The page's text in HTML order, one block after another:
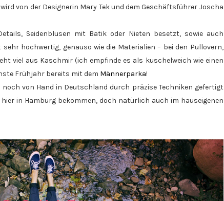
von der Designerin Mary Tek und dem Geschäftsführer Joscha
Seidenblusen mit Batik oder Nieten besetzt, sowie auch
hochwertig, genauso wie die Materialien – bei den Pullovern,
viel aus Kaschmir (ich empfinde es als kuschelweich wie einen
Frühjahr bereits mit dem Männerparka!
noch von Hand in Deutschland durch präzise Techniken gefertigt
hier in Hamburg bekommen, doch natürlich auch im hauseigenen